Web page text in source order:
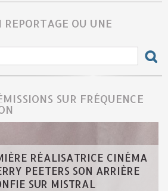
REPORTAGE OU UNE
SUR FRÉQUENCE
RÉALISATRICE CINÉMA
PEETERS SON ARRIÈRE
SUR MISTRAL